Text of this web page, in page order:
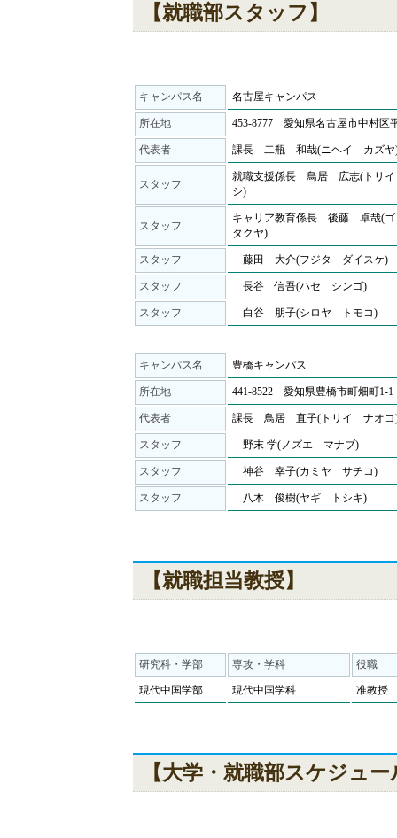
【就職部スタッフ】
キャンパス名 名古屋キャンパス
所在地 453-8777 愛知県名古屋市中村区
代表者 課長 二瓶 和哉(ニヘイ カズヤ
スタッフ
就職支援係長 鳥居 広志(トリ
シ)
スタッフ
キャリア教育係長 後藤 卓哉(
タクヤ)
スタッフ 藤田 大介(フジタ ダイスケ)
スタッフ 長谷 信吾(ハセ シンゴ)
スタッフ 白谷 朋子(シロヤ トモコ)
キャンパス名 豊橋キャンパス
所在地 441-8522 愛知県豊橋市町畑町1-1
代表者 課長 鳥居 直子(トリイ ナオコ
スタッフ 野末 学(ノズエ マナブ)
スタッフ 神谷 幸子(カミヤ サチコ)
スタッフ 八木 俊樹(ヤギ トシキ)
【就職担当教授】
研究科・学部 専攻・学科 役職
現代中国学部 現代中国学科 准教授
【大学・就職部スケジュー